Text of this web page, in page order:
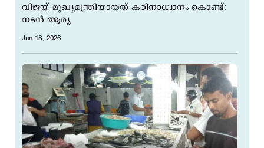
വിജയ് മുഖ്യമന്ത്രിയായത് കഠിനാധ്വാനം കൊണ്ട്:
നടന്‍ ആര്യ
Jun 18, 2026